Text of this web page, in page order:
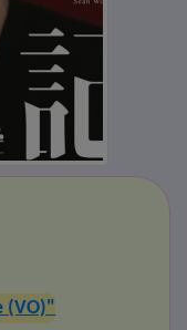
(VO)"